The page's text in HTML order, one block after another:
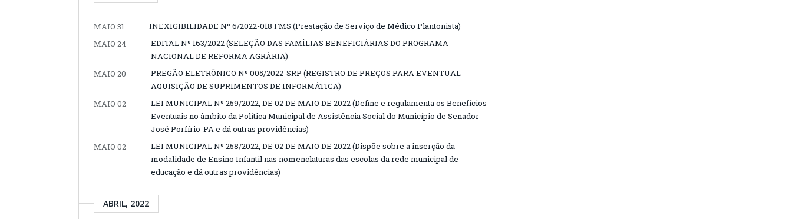
MAIO 31
INEXIGIBILIDADE Nº 6/2022-018 FMS (Prestação de Serviço de Médico Plantonista)
MAIO 24
EDITAL Nº 163/2022 (SELEÇÃO DAS FAMÍLIAS BENEFICIÁRIAS DO PROGRAMA
NACIONAL DE REFORMA AGRÁRIA)
MAIO 20
PREGÃO ELETRÔNICO Nº 005/2022-SRP (REGISTRO DE PREÇOS PARA EVENTUAL
AQUISIÇÃO DE SUPRIMENTOS DE INFORMÁTICA)
MAIO 02
LEI MUNICIPAL Nº 259/2022, DE 02 DE MAIO DE 2022 (Define e regulamenta os Benefícios
Eventuais no âmbito da Política Municipal de Assistência Social do Município de Senador
José Porfírio-PA e dá outras providências)
MAIO 02
LEI MUNICIPAL Nº 258/2022, DE 02 DE MAIO DE 2022 (Dispõe sobre a inserção da
modalidade de Ensino Infantil nas nomenclaturas das escolas da rede municipal de
educação e dá outras providências)
ABRIL, 2022